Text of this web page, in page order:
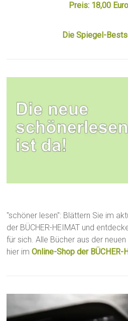
Preis: 18,00
Die Spiegel-
"schöner lesen": Blättern Sie im
der BÜCHER-HEIMAT und
für sich. Alle Bücher aus der
hier imOnline-Shop der BÜCHER-